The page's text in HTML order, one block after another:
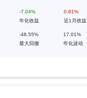
-7.04%
年化收益
0.81%
近1月收益
-48.55%
最大回撤
17.01%
年化波动